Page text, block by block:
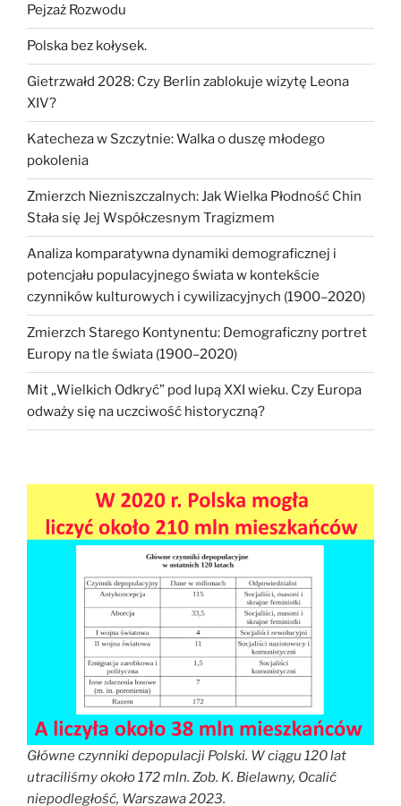
Pejzaż Rozwodu
Polska bez kołysek.
Gietrzwałd 2028: Czy Berlin zablokuje wizytę Leona
XIV?
Katecheza w Szczytnie: Walka o duszę młodego
pokolenia
Zmierzch Niezniszczalnych: Jak Wielka Płodność Chin
Stała się Jej Współczesnym Tragizmem
Analiza komparatywna dynamiki demograficznej i
potencjału populacyjnego świata w kontekście
czynników kulturowych i cywilizacyjnych (1900–2020)
Zmierzch Starego Kontynentu: Demograficzny portret
Europy na tle świata (1900–2020)
Mit „Wielkich Odkryć” pod lupą XXI wieku. Czy Europa
odważy się na uczciwość historyczną?
Główne czynniki depopulacji Polski. W ciągu 120 lat
utraciliśmy około 172 mln. Zob. K. Bielawny, Ocalić
niepodległość, Warszawa 2023.